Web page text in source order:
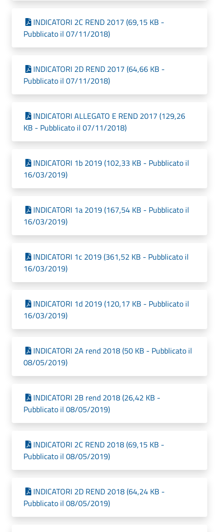
INDICATORI 2C REND 2017 (69,15 KB -
Pubblicato il 07/11/2018)
INDICATORI 2D REND 2017 (64,66 KB -
Pubblicato il 07/11/2018)
INDICATORI ALLEGATO E REND 2017 (129,26
KB - Pubblicato il 07/11/2018)
INDICATORI 1b 2019 (102,33 KB - Pubblicato il
16/03/2019)
INDICATORI 1a 2019 (167,54 KB - Pubblicato il
16/03/2019)
INDICATORI 1c 2019 (361,52 KB - Pubblicato il
16/03/2019)
INDICATORI 1d 2019 (120,17 KB - Pubblicato il
16/03/2019)
INDICATORI 2A rend 2018 (50 KB - Pubblicato il
08/05/2019)
INDICATORI 2B rend 2018 (26,42 KB -
Pubblicato il 08/05/2019)
INDICATORI 2C REND 2018 (69,15 KB -
Pubblicato il 08/05/2019)
INDICATORI 2D REND 2018 (64,24 KB -
Pubblicato il 08/05/2019)